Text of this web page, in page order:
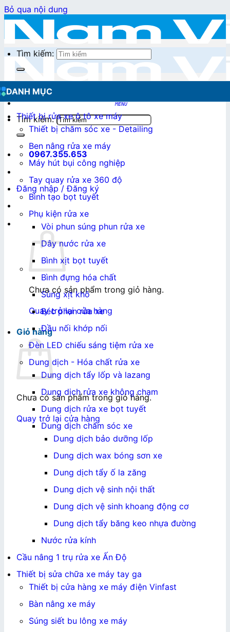
Bỏ qua nội dung
Tìm kiếm:
0967.355.653
Đăng nhập / Đăng ký
Chưa có sản phẩm trong giỏ hàng.
Quay trở lại cửa hàng
Giỏ hàng
Chưa có sản phẩm trong giỏ hàng.
Quay trở lại cửa hàng
Tìm kiếm:
DANH MỤC
Thiết bị rửa xe ô tô xe máy
Thiết bị chăm sóc xe - Detailing
Ben nâng rửa xe máy
Máy hút bụi công nghiệp
Tay quay rửa xe 360 độ
Bình tạo bọt tuyết
Phụ kiện rửa xe
Vòi phun súng phun rửa xe
Dây nước rửa xe
Bình xịt bọt tuyết
Bình đựng hóa chất
Súng xịt khô
Béc phun rửa xe
Đầu nối khớp nối
Đèn LED chiếu sáng tiệm rửa xe
Dung dịch - Hóa chất rửa xe
Dung dịch tẩy lốp và lazang
Dung dịch rửa xe không chạm
Dung dịch rửa xe bọt tuyết
Dung dịch chăm sóc xe
Dung dịch bảo dưỡng lốp
Dung dịch wax bóng sơn xe
Dung dịch tẩy ố la zăng
Dung dịch vệ sinh nội thất
Dung dịch vệ sinh khoang động cơ
Dung dịch tẩy băng keo nhựa đường
Nước rửa kính
Cầu nâng 1 trụ rửa xe Ấn Độ
Thiết bị sửa chữa xe máy tay ga
Thiết bị cửa hàng xe máy điện Vinfast
Bàn nâng xe máy
Súng siết bu lông xe máy